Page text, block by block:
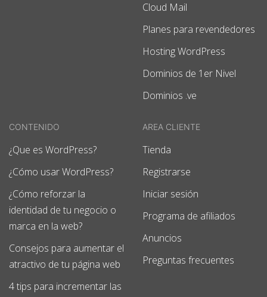
Cloud Mail
Planes para revendedores
Hosting WordPress
Dominios de 1er Nivel
Dominios .ve
CONTENIDO
¿Que es WordPress?
¿Cómo usar WordPress?
¿Cómo reforzar la
identidad de tu negocio o
marca en la web?
Consejos para aumentar el
atractivo de tu página web
4 tips para incrementar las
AREA CLIENTE
Tienda
Registrarse
Iniciar sesión
Programa de afiliados
Anuncios
Preguntas frecuentes